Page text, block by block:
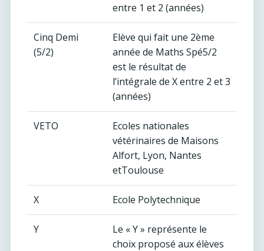
entre 1 et 2 (années)
Cinq Demi
(5/2)
Elève qui fait une 2ème
année de Maths Spé5/2
est le résultat de
l’intégrale de X entre 2 et 3
(années)
VETO
Ecoles nationales
vétérinaires de Maisons
Alfort, Lyon, Nantes
etToulouse
X Ecole Polytechnique
Y
Le « Y » représente le
choix proposé aux élèves